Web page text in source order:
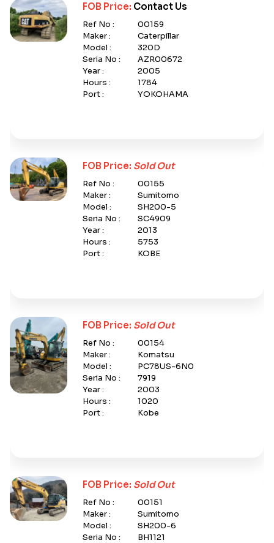
FOB Price: Contact Us
Ref No :
00159
Maker :
Caterpillar
Model :
320D
Seria No :
AZR00672
Year :
2005
Hours :
1784
Port :
YOKOHAMA
FOB Price: Sold Out
Ref No :
00155
Maker :
Sumitomo
Model :
SH200-5
Seria No :
SC4909
Year :
2013
Hours :
5753
Port :
KOBE
FOB Price: Sold Out
Ref No :
00154
Maker :
Komatsu
Model :
PC78US-6N0
Seria No :
7919
Year :
2003
Hours :
1020
Port :
Kobe
FOB Price: Sold Out
Ref No :
00151
Maker :
Sumitomo
Model :
SH200-6
Seria No :
BH1121